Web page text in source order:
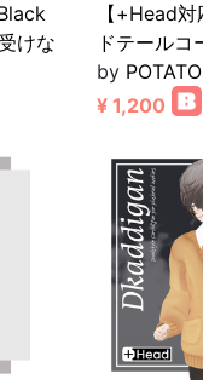
けな
【+Head
ドテールコ
by
¥ 1,200